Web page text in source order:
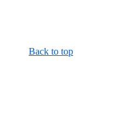
Back to top